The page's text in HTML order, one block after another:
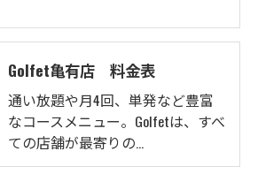
Golfet亀有店 料金表
通い放題や月4回、単発など豊富
なコースメニュー。Golfetは、すべ
ての店舗が最寄りの…